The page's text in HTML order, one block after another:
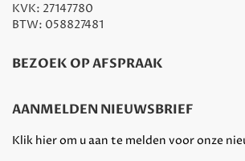
KVK: 27147780
BTW: 058827481
BEZOEK OP AFSPRAAK
AANMELDEN NIEUWSBRIEF
Klik hier om u aan te melden voor onze